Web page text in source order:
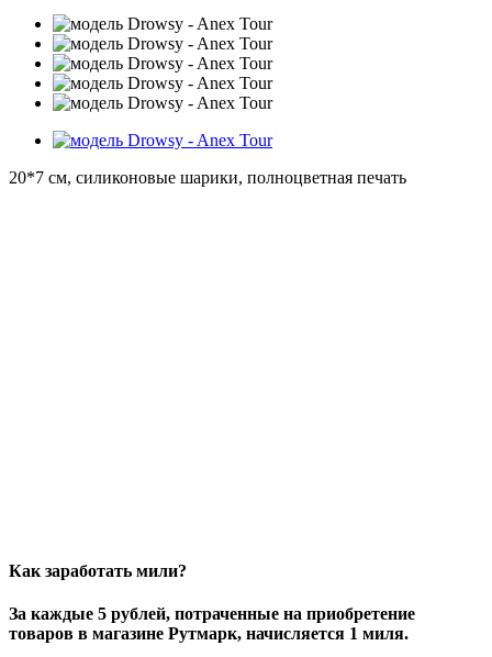
20*7 см, силиконовые шарики, полноцветная печать
Как заработать мили?
За каждые 5 рублей, потраченные на приобретение
товаров в магазине Рутмарк, начисляется 1 миля.